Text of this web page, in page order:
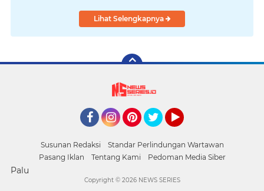
Lihat Selengkapnya
Susunan Redaksi
Standar Perlindungan Wartawan
Pasang Iklan
Tentang Kami Pedoman Media Siber
Palu
Copyright © 2026 NEWS SERIES